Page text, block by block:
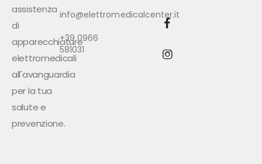
assistenza
di
apparecchiature
elettromedicali
all'avanguardia
per la tua
salute e
prevenzione.
info@elettromedicalcenter.it
+39 0966
581031